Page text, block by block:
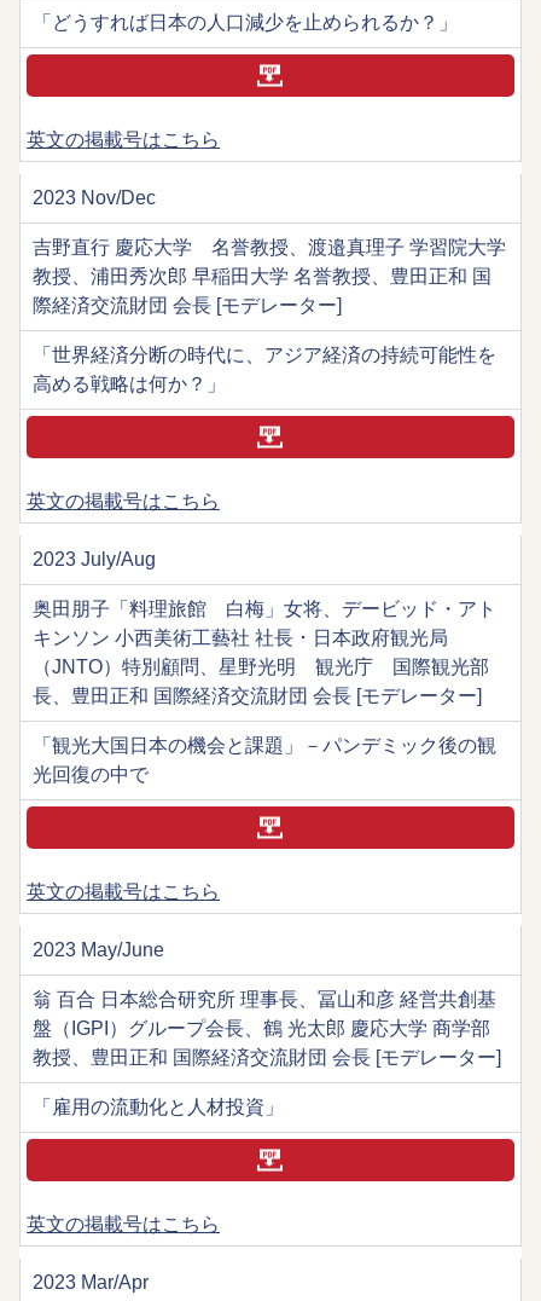
「どうすれば日本の人口減少を止められるか？」
英文の掲載号はこちら
2023 Nov/Dec
吉野直行 慶応大学 名誉教授、渡邉真理子 学習院大学
教授、浦田秀次郎 早稲田大学 名誉教授、豊田正和 国
際経済交流財団 会長 [モデレーター]
「世界経済分断の時代に、アジア経済の持続可能性を
高める戦略は何か？」
英文の掲載号はこちら
2023 July/Aug
奥田朋子「料理旅館 白梅」女将、デービッド・アト
キンソン 小西美術工藝社 社長 ･ 日本政府観光局
（JNTO）特別顧問、星野光明 観光庁 国際観光部
長、豊田正和 国際経済交流財団 会長 [モデレーター]
「観光大国日本の機会と課題」－パンデミック後の観
光回復の中で
英文の掲載号はこちら
2023 May/June
翁 百合 日本総合研究所 理事長、冨山和彦 経営共創基
盤（IGPI）グループ会長、鶴 光太郎 慶応大学 商学部
教授、豊田正和 国際経済交流財団 会長 [モデレーター]
「雇用の流動化と人材投資」
英文の掲載号はこちら
2023 Mar/Apr